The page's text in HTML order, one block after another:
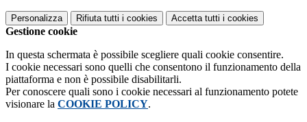
Personalizza Rifiuta tutti i cookies Accetta tutti i cookies
Gestione cookie
In questa schermata è possibile scegliere quali cookie consentire.
I cookie necessari sono quelli che consentono il funzionamento della
piattaforma e non è possibile disabilitarli.
Per conoscere quali sono i cookie necessari al funzionamento potete
visionare la COOKIE POLICY.